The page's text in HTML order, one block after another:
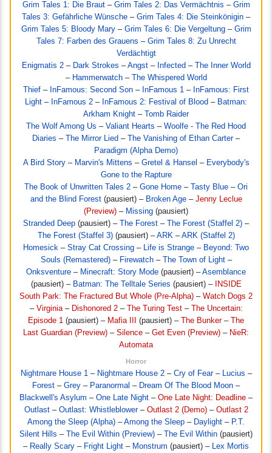
Grim Tales 1: Die Braut– Grim Tales 2: Das Vermächtnis – Grim
Tales 3: Gefährliche Wünsche – Grim Tales 4: Die Steinkönigin –
Grim Tales 5: Bloody Mary– Grim Tales 6: Die Vergeltung– Grim
Tales 7: Farben des Grauens – Grim Tales 8: Zu Unrecht
Verdächtigt
Enigmatis 2– Dark Strokes –Angst– Infected –
The Inner World
– Hammerwatch–
The Whispered World
Thief – InFamous: Second Son – InFamous 1 – InFamous: First
Light – InFamous 2 – InFamous 2: Festival of Blood – Batman:
Arkham Knight –
Tomb Raider
The Wolf Among Us – Valiant Hearts – Woolfe - The Red Hood
Diaries – The Mirror Lied – The Vanishing of Ethan Carter–
Paradigm (Alpha Demo)
A Bird Story– Marvin's Mittens – Gretel & Hansel – Everybody's
Gone to the Rapture
The Book of Unwritten Tales 2 – Gone Home – Tasty Blue – Ori
and the Blind Forest(pausiert) – Broken Age– Jenny Leclue
(Preview) – Missing (pausiert)
Stranded Deep (pausiert) – The Forest – The Forest (Staffel 2) –
The Forest (Staffel 3)(pausiert) –ARK–ARK (Staffel 2)
Homesick – Stray Cat Crossing – Life is Strange – Beyond: Two
Souls (Remastered)– Firewatch– The Town of Light–
Onksventure – Minecraft: Story Mode (pausiert) –Asemblance
(pausiert) – Batman: The Telltale Series (pausiert) –
INSIDE
South Park: The Fractured But Whole (Pre-Alpha) – Watch Dogs 2
– Virginia– Dishonored 2– The Turing Test–
The Uncertain:
Episode 1 (pausiert) – Mafia III (pausiert) – The Bunker–
The
Last Guardian (Preview) – Silence – Get Even (Preview) – NieR:
Automata
Horror
Nightmare House 1 – Nightmare House 2– Cry of Fear– Lucius –
Forest – Grey – Paranormal – Dream Of The Blood Moon –
Blackwell's Asylum – One Late Night – One Late Night: Deadline –
Outlast– Outlast: Whistleblower– Outlast 2 (Demo)– Outlast 2
Among the Sleep (Alpha) –Among the Sleep – Daylight – P.T.
Silent Hills – The Evil Within (Preview) – The Evil Within (pausiert)
– Really Scary – Fright Light – Monstrum (pausiert) –
Lex Mortis